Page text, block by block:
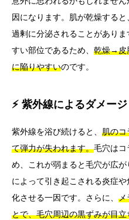
因になります。肌が乾燥する
過剰に分泌されることがあり
すい部位であるため、 乾燥→皮
に陥りやすいのです。
⚡ 紫外線によるダメージ
紫外線を浴び続けると、 肌のコ
て弾力が失われます。毛穴はコ
め、これが弱まると毛穴が広
によって引き起こされる炎症
化させる一因です。さらに、 メ
とで、毛穴周辺の黒ずみが目